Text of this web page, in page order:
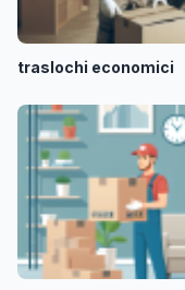
traslochi economici